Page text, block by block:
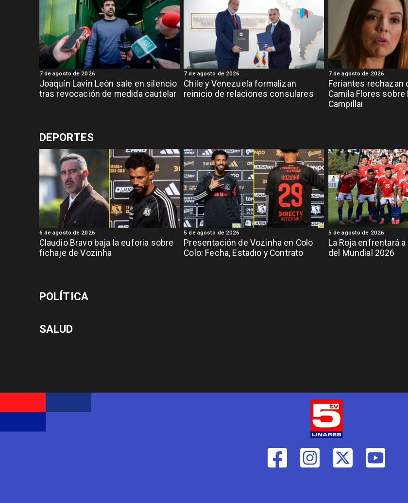
Joaquín Lavín León sale en silencio
tras revocación de medida cautelar
7 de agosto de 2026
Chile y Venezuela formalizan
reinicio de relaciones consulares
7 de agosto de 2026
Feriantes rechazan
Camila Flores sobre
Campillai
7 de agosto de 2026
DEPORTES
Claudio Bravo baja la euforia sobre
fichaje de Vozinha
6 de agosto de 2026
Presentación de Vozinha en Colo
Colo: Fecha, Estadio y Contrato
5 de agosto de 2026
La Roja enfrentará
del Mundial 2026
5 de agosto de 2026
POLÍTICA
SALUD